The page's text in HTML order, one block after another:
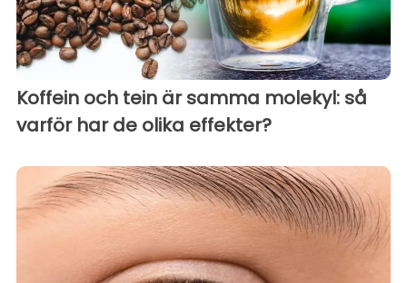
Koffein och tein är samma molekyl: så
varför har de olika effekter?